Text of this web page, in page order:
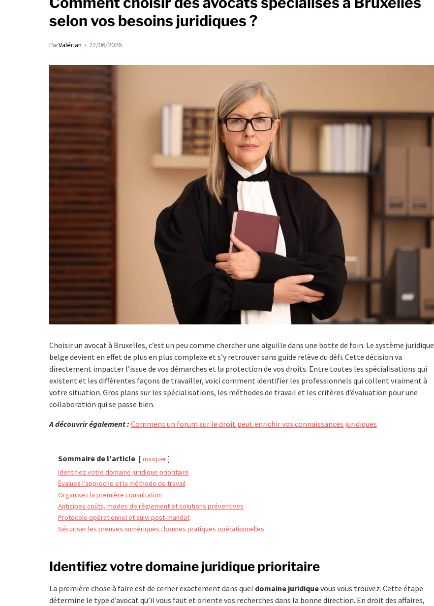
selon vos besoins juridiques ?
ParValérian 22/06/2026
Choisir un avocat à Bruxelles, c’est un peu comme chercher une aiguille dans une botte de foin. Le système juridique
belge devient en effet de plus en plus complexe et s’y retrouver sans guide relève du défi. Cette décision va
directement impacter l’issue de vos démarches et la protection de vos droits. Entre toutes les spécialisations qui
existent et les différentes façons de travailler, voici comment identifier les professionnels qui collent vraiment à
votre situation. Gros plans sur les spécialisations, les méthodes de travail et les critères d’évaluation pour une
collaboration qui se passe bien.
A découvrir également : Comment un forum sur le droit peut enrichir vos connaissances juridiques
Sommaire de l'article masquer
Identifiez votre domaine juridique prioritaire
Évaluez l’approche et la méthode de travail
Organisez la première consultation
Anticipez coûts, modes de règlement et solutions préventives
Protocole opérationnel et suivi post‑mandat
Sécuriser les preuves numériques : bonnes pratiques opérationnelles
Identifiez votre domaine juridique prioritaire
La première chose à faire est de cerner exactement dans quel domaine juridiquevous vous trouvez. Cette étape
détermine le type d’avocat qu’il vous faut et oriente vos recherches dans la bonne direction. En droit des affaires,